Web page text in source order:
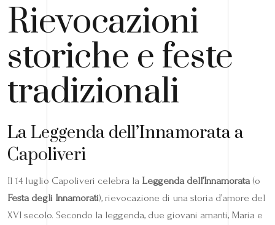
Rievocazioni
storiche e feste
tradizionali
La Leggenda dell’Innamorata a
Capoliveri
Il 14 luglio Capoliveri celebra la Leggenda dell’Innamorata(o
Festa degli Innamorati), rievocazione di una storia d’amore del
XVI secolo. Secondo la leggenda, due giovani amanti, Maria e